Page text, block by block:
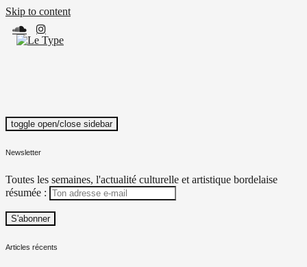
Skip to content
Le Type
Média culturel, indépendant et local.
toggle open/close sidebar
Newsletter
Toutes les semaines, l'actualité culturelle et artistique bordelaise
résumée :
Articles récents